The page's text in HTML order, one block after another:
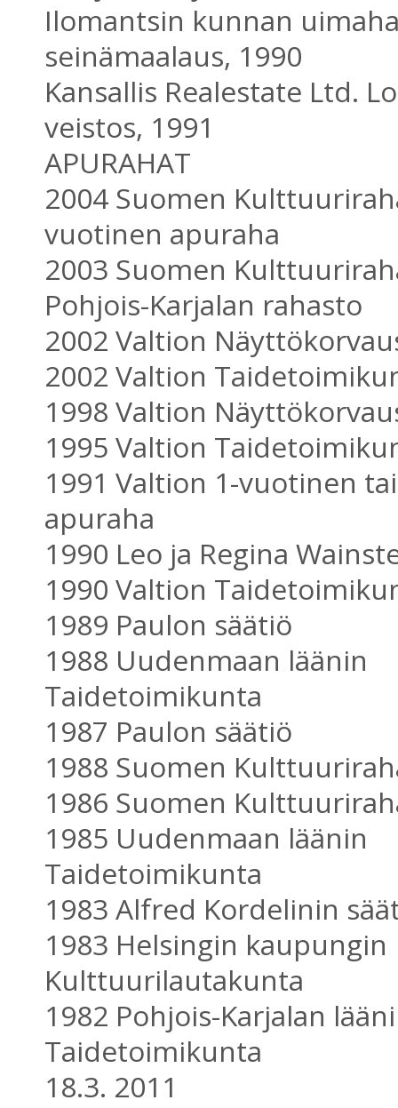
Ilomantsin kunnan
seinämaalaus, 1990
Kansallis Realestate Ltd.
veistos, 1991
APURAHAT
2004 Suomen
vuotinen apuraha
2003 Suomen
Pohjois-Karjalan rahasto
2002 Valtion
2002 Valtion
1998 Valtion
1995 Valtion
1991 Valtion 1-vuotinen
apuraha
1990 Leo ja Regina
1990 Valtion
1989 Paulon säätiö
1988 Uudenmaan läänin
Taidetoimikunta
1987 Paulon säätiö
1988 Suomen
1986 Suomen
1985 Uudenmaan läänin
Taidetoimikunta
1983 Alfred Kordelinin
1983 Helsingin kaupungin
Kulttuurilautakunta
1982 Pohjois-Karjalan
Taidetoimikunta
18.3. 2011